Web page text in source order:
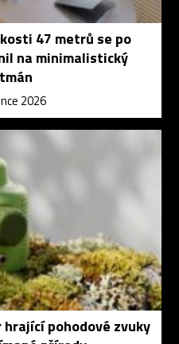
47 metrů se po
na minimalistický
2026
pohodové zvuky